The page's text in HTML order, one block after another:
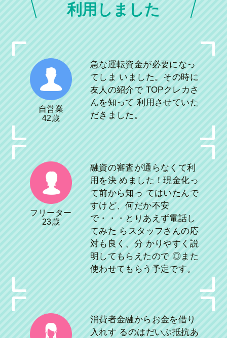
利用しました
自営業
42歳
急な運転資金が必要になっ
てしま いました。その時に
友人の紹介で TOPクレカさ
んを知って 利用させていた
だきました。
フリーター
23歳
融資の審査が通らなくて利
用を決 めました！現金化っ
て前から知っ てはいたんで
すけど、何だか不安
で・・・とりあえず電話し
てみた らスタッフさんの応
対も良く、分 かりやすく説
明してもらえたので ◎また
使わせてもらう予定です。
消費者金融からお金を借り
入れす るのはだいぶ抵抗あ